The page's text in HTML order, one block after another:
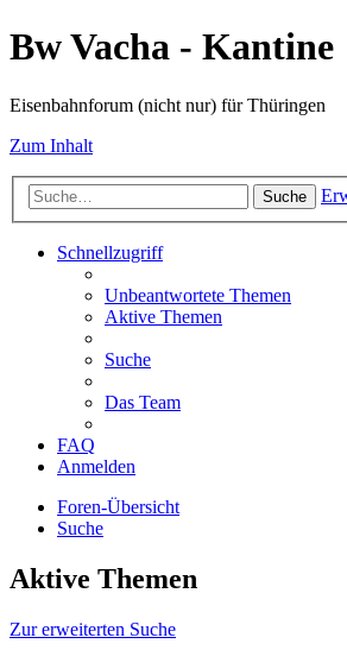
Bw Vacha - Kantine
Eisenbahnforum (nicht nur) für Thüringen
Zum Inhalt
Suche
Schnellzugriff
Unbeantwortete Themen
Aktive Themen
Suche
Das Team
FAQ
Anmelden
Foren-Übersicht
Suche
Aktive Themen
Zur erweiterten Suche